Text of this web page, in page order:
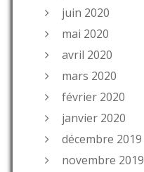
juin 2020
mai 2020
avril 2020
mars 2020
février 2020
janvier 2020
décembre 2019
novembre 2019